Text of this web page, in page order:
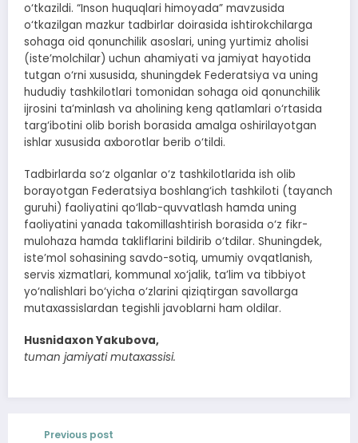
o‘tkazildi. “Inson huquqlari himoyada” mavzusida
o‘tkazilgan mazkur tadbirlar doirasida ishtirokchilarga
sohaga oid qonunchilik asoslari, uning yurtimiz aholisi
(iste’molchilar) uchun ahamiyati va jamiyat hayotida
tutgan o‘rni xususida, shuningdek Federatsiya va uning
hududiy tashkilotlari tomonidan sohaga oid qonunchilik
ijrosini ta’minlash va aholining keng qatlamlari o‘rtasida
targ‘ibotini olib borish borasida amalga oshirilayotgan
ishlar xususida axborotlar berib o‘tildi.
Tadbirlarda so‘z olganlar o‘z tashkilotlarida ish olib
borayotgan Federatsiya boshlang‘ich tashkiloti (tayanch
guruhi) faoliyatini qo‘llab-quvvatlash hamda uning
faoliyatini yanada takomillashtirish borasida o‘z fikr-
mulohaza hamda takliflarini bildirib o‘tdilar. Shuningdek,
iste’mol sohasining savdo-sotiq, umumiy ovqatlanish,
servis xizmatlari, kommunal xo‘jalik, ta’lim va tibbiyot
yo‘nalishlari bo‘yicha o‘zlarini qiziqtirgan savollarga
mutaxassislardan tegishli javoblarni ham oldilar.
Husnidaxon Yakubova,
tuman jamiyati mutaxassisi.
Previous post